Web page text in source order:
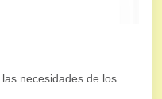
necesidades de los